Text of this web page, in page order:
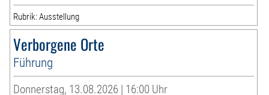
Rubrik: Ausstellung
Verborgene Orte
Führung
Donnerstag, 13.08.2026 | 16:00 Uhr